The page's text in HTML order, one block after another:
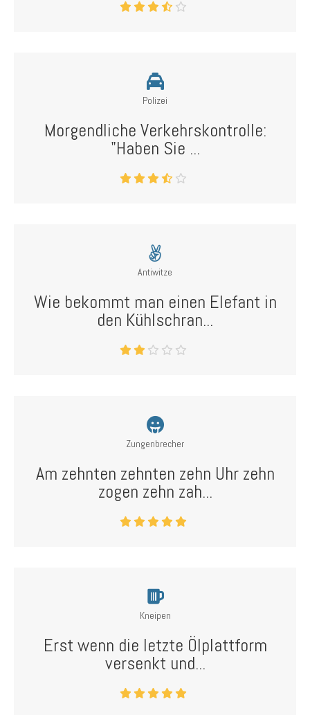
Polizei
Morgendliche Verkehrskontrolle:
"Haben Sie ...
Antiwitze
Wie bekommt man einen Elefant in
den Kühlschran...
Zungenbrecher
Am zehnten zehnten zehn Uhr zehn
zogen zehn zah...
Kneipen
Erst wenn die letzte Ölplattform
versenkt und...